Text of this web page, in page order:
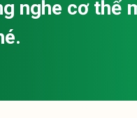
nghe cơ thể